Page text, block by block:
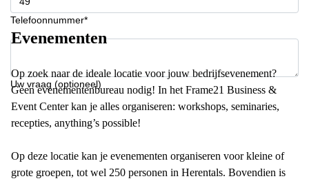
Telefoonnummer*
Uw vraag (optioneel)
Evenementen
Op zoek naar de ideale locatie voor jouw bedrijfsevenement?
Geen evenementenbureau nodig! In het Frame21 Business &
Event Center kan je alles organiseren: workshops, seminaries,
recepties, anything’s possible!
Op deze locatie kan je evenementen organiseren voor kleine of
grote groepen, tot wel 250 personen in Herentals. Bovendien is